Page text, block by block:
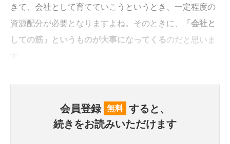
きて、会社として育てていこうというとき、一定程度の
資源配分が必要となりますよね。そのときに、
「会社と
しての筋」というものが大事になってくるのだと思いま
会員登録 無料 すると、
続きをお読みいただけます